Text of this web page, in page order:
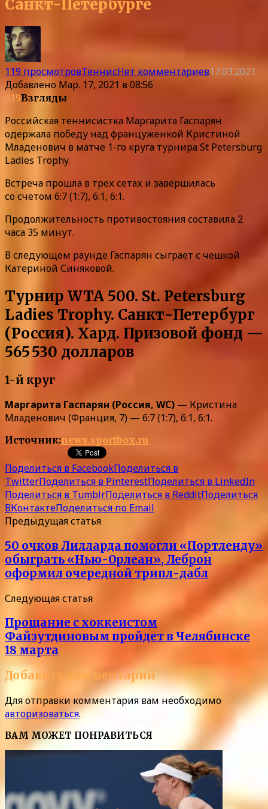
Санкт-Петербурге
119 просмотровТеннисНет комментариев17.03.2021
Добавлено Мар. 17, 2021 в 08:56
119Взгляды
Российская теннисистка Маргарита Гаспарян
одержала победу над француженкой Кристиной
Младенович в матче 1-го круга турнира St Petersburg
Ladies Trophy.
Встреча прошла в трех сетах и завершилась
со счетом 6:7 (1:7), 6:1, 6:1.
Продолжительность противостояния составила 2
часа 35 минут.
В следующем раунде Гаспарян сыграет с чешкой
Катериной Синяковой.
Турнир WTA 500. St. Petersburg
Ladies Trophy. Санкт-Петербург
(Россия). Хард. Призовой фонд —
565 530 долларов
1-й круг
Маргарита Гаспарян (Россия, WC) — Кристина
Младенович (Франция, 7) — 6:7 (1:7), 6:1, 6:1.
Источник:news.sportbox.ru
Поделиться в FacebookПоделиться в
TwitterПоделиться в PinterestПоделиться в LinkedIn
Поделиться в TumblrПоделиться в RedditПоделиться
ВКонтактеПоделиться по Email
Предыдущая статья
50 очков Лилларда помогли «Портленду»
обыграть «Нью-Орлеан», Леброн
оформил очередной трипл-дабл
Следующая статья
Прощание с хоккеистом
Файзутдиновым пройдет в Челябинске
18 марта
Добавить комментарий
Для отправки комментария вам необходимо
авторизоваться.
ВАМ МОЖЕТ ПОНРАВИТЬСЯ